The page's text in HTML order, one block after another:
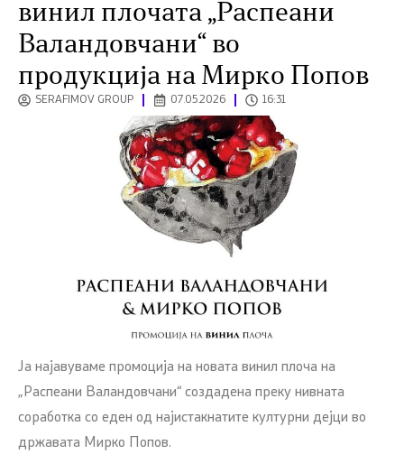
винил плочата „Распеани
Валандовчани“ во
продукција на Мирко Попов
SERAFIMOV GROUP 07.05.2026 16:31
Ја најавуваме промоција на новата винил плоча на
„Распеани Валандовчани“ создадена преку нивната
соработка со еден од најистакнатите културни дејци во
државата Мирко Попов.